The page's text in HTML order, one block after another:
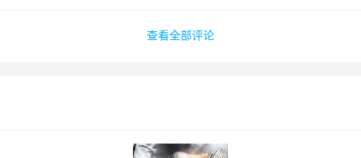
查看全部评论